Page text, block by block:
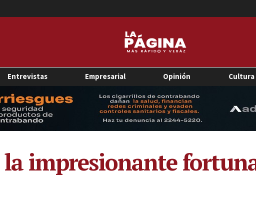
Entrevistas Empresarial Opinión Cultura
la impresionante